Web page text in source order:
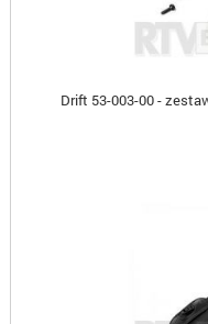
Drift 53-003-00 -